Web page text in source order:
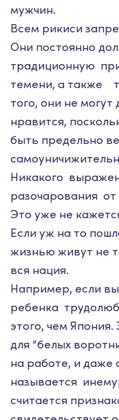
мужчин.
Всем рикиси
Они постоянно
традиционную
темени, а также
того, они не
нравится,
быть предельно
Никакого
разочарования
Это уже не
Если уж на то
жизнью живут не
вся нация.
Например, если
ребенка
этого, чем
для “белых
на работе, и даже
называется
считается